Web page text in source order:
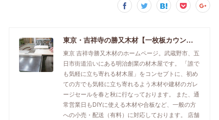
東京・吉祥寺の勝又木材【一枚板カウンター】
東京 吉祥寺勝又木材のホームページ。武蔵野市、五
日市街道沿いにある明治創業の材木屋です。 「誰で
も気軽に立ち寄れる材木屋」をコンセプトに、初め
ての方でも気軽に立ち寄れるよう木材や建材のガレ
ージセールを春と秋に行なっております。 また、通
常営業日もDIYに使える木材や合板など、一般の方
への小売・配送（有料）に対応しております。 店舗